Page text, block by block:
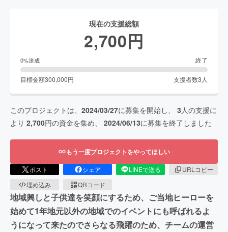
現在の支援総額
2,700円
0%達成 終了
目標金額300,000円 支援者数3 人
このプロジェクトは、 2024/03/27に募集を開始し、 3人の支援に
より 2,700円の資金を集め、 2024/06/13に募集を終了しました
もう一度プロジェクトをやってほしい
ポスト シェア LINEで送る
URLコピー
埋め込み
QRコード
地域興しと子供達を笑顔にするため、ご当地ヒーローを
始めて1年地元以外の地域でのイベントにも呼ばれるよ
うになって来たのでさらなる飛躍のため、チームの運営